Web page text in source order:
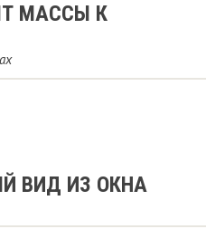
МАССЫ К
ВИД ИЗ ОКНА